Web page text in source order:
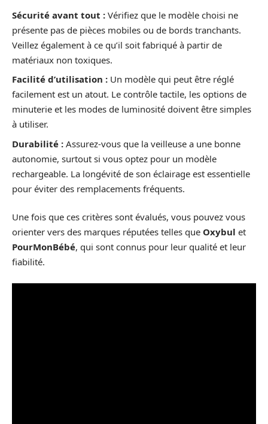
Sécurité avant tout : Vérifiez que le modèle choisi ne
présente pas de pièces mobiles ou de bords tranchants.
Veillez également à ce qu’il soit fabriqué à partir de
matériaux non toxiques.
Facilité d’utilisation : Un modèle qui peut être réglé
facilement est un atout. Le contrôle tactile, les options de
minuterie et les modes de luminosité doivent être simples
à utiliser.
Durabilité : Assurez-vous que la veilleuse a une bonne
autonomie, surtout si vous optez pour un modèle
rechargeable. La longévité de son éclairage est essentielle
pour éviter des remplacements fréquents.
Une fois que ces critères sont évalués, vous pouvez vous
orienter vers des marques réputées telles que Oxybul et
PourMonBébé, qui sont connus pour leur qualité et leur
fiabilité.